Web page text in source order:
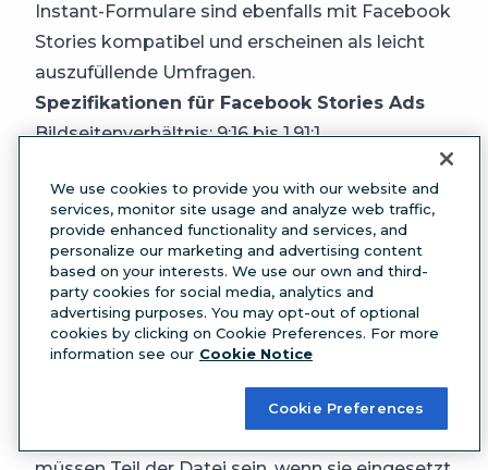
Instant-Formulare sind ebenfalls mit Facebook
Stories kompatibel und erscheinen als leicht
auszufüllende Umfragen.
Spezifikationen für Facebook Stories Ads
Bildseitenverhältnis: 9:16 bis 1,91:1
Größe der Bilddatei: max. 30 MB
unterstützte Bilddatei-Formate: .jpg und .png
Video-Seitenverhältnis: 9:16 bis 1,91:1
Videobreite: max. 500 Pixel
Videolänge: max. 15 Sekunden
Größe der Videodatei: max. 4 GB
We use cookies to provide you with our website and
services, monitor site usage and analyze web traffic,
provide enhanced functionality and services, and
personalize our marketing and advertising content
based on your interests. We use our own and third-
party cookies for social media, analytics and
advertising purposes. You may opt-out of optional
cookies by clicking on Cookie Preferences. For more
information see our Cookie Notice
Cookie Preferences